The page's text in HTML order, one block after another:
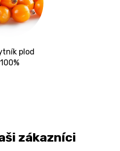
plod
100%
zákazníci